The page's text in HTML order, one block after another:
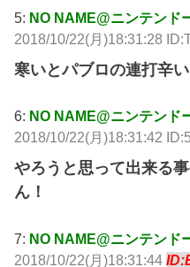
5: NO NAME@ニンテンド
2018/10/22(月)18:31:28
寒いとパブロの連打辛
6: NO NAME@ニンテンド
2018/10/22(月)18:31:42
やろうと思って出来る
ん！
7: NO NAME@ニンテンド
2018/10/22(月)18:31:44